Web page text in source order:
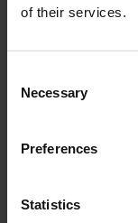
of their services.
Necessary
Preferences
Statistics